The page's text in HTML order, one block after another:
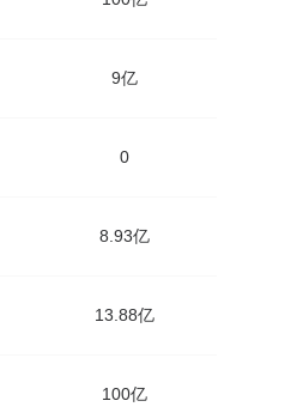
9亿
0
8.93亿
13.88亿
100亿